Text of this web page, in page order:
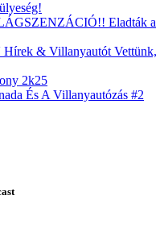
Eladták
& Villanyautót
2k25
És A Villanyautózás #2